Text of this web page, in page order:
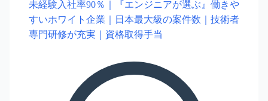
未経験入社率90％｜『エンジニアが選ぶ』働きや
すいホワイト企業｜日本最大級の案件数｜技術者
専門研修が充実｜資格取得手当